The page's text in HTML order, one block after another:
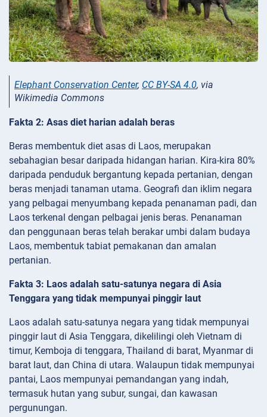
Elephant Conservation Center, CC BY-SA 4.0, via
Wikimedia Commons
Fakta 2: Asas diet harian adalah beras
Beras membentuk diet asas di Laos, merupakan
sebahagian besar daripada hidangan harian. Kira-kira 80%
daripada penduduk bergantung kepada pertanian, dengan
beras menjadi tanaman utama. Geografi dan iklim negara
yang pelbagai menyumbang kepada penanaman padi, dan
Laos terkenal dengan pelbagai jenis beras. Penanaman
dan penggunaan beras telah berakar umbi dalam budaya
Laos, membentuk tabiat pemakanan dan amalan
pertanian.
Fakta 3: Laos adalah satu-satunya negara di Asia
Tenggara yang tidak mempunyai pinggir laut
Laos adalah satu-satunya negara yang tidak mempunyai
pinggir laut di Asia Tenggara, dikelilingi oleh Vietnam di
timur, Kemboja di tenggara, Thailand di barat, Myanmar di
barat laut, dan China di utara. Walaupun tidak mempunyai
pantai, Laos mempunyai pemandangan yang indah,
termasuk hutan yang subur, sungai, dan kawasan
pergunungan.